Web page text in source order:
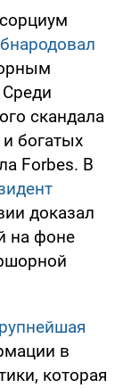
скандала
богатых
Forbes. В
доказал
на фоне
в
которая